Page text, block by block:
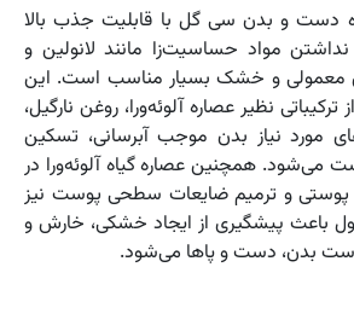
دست و بدن سی گل با قابلیت جذب بالا
مواد حساسیت‌زا مانند لانولین و
معمولی و خشک بسیار مناسب است. این
نظیر عصاره آلوئه‌ورا، روغن نارگیل،
مورد نیاز بدن موجب آبرسانی، تسکین
می‌شود. همچنین عصاره گیاه آلوئه‌ورا در
پوستی و ترمیم ضایعات سطحی پوست نیز
باعث پیشگیری از ایجاد خشکی، خارش و
بدن، دست و پاها می‌شود.